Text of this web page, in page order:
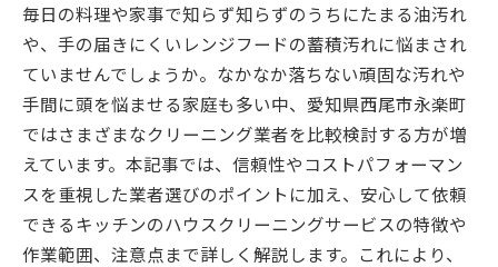
毎日の料理や家事で知らず知らずのうちにたまる油汚れ
や、手の届きにくいレンジフードの蓄積汚れに悩まされ
ていませんでしょうか。なかなか落ちない頑固な汚れや
手間に頭を悩ませる家庭も多い中、愛知県西尾市永楽町
ではさまざまなクリーニング業者を比較検討する方が増
えています。本記事では、信頼性やコストパフォーマン
スを重視した業者選びのポイントに加え、安心して依頼
できるキッチンのハウスクリーニングサービスの特徴や
作業範囲、注意点まで詳しく解説します。これにより、